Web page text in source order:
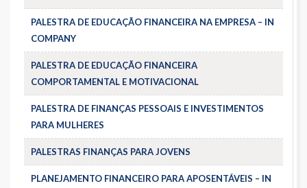
PALESTRA DE EDUCAÇÃO FINANCEIRA NA EMPRESA – IN
COMPANY
PALESTRA DE EDUCAÇÃO FINANCEIRA
COMPORTAMENTAL E MOTIVACIONAL
PALESTRA DE FINANÇAS PESSOAIS E INVESTIMENTOS
PARA MULHERES
PALESTRAS FINANÇAS PARA JOVENS
PLANEJAMENTO FINANCEIRO PARA APOSENTÁVEIS – IN